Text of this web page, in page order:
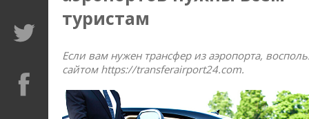
туристам
Если вам нужен трансфер из аэропорта,
сайтом https://transferairport24.com.